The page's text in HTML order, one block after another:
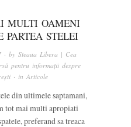
MULTI OAMENI
PARTEA STELEI
· bySteaua Libera | Cea
pentru informații despre
· inArticole
din ultimele saptamani,
tot mai multi apropiati
preferand sa treaca